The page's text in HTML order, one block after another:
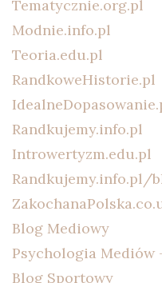
Tematycznie.org.pl
Modnie.info.pl
Teoria.edu.pl
RandkoweHistorie.pl
Randkujemy.info.pl
Introwertyzm.edu.pl
Randkujemy.info.pl/
Blog Mediowy
Psychologia Mediów
Blog Sportowy